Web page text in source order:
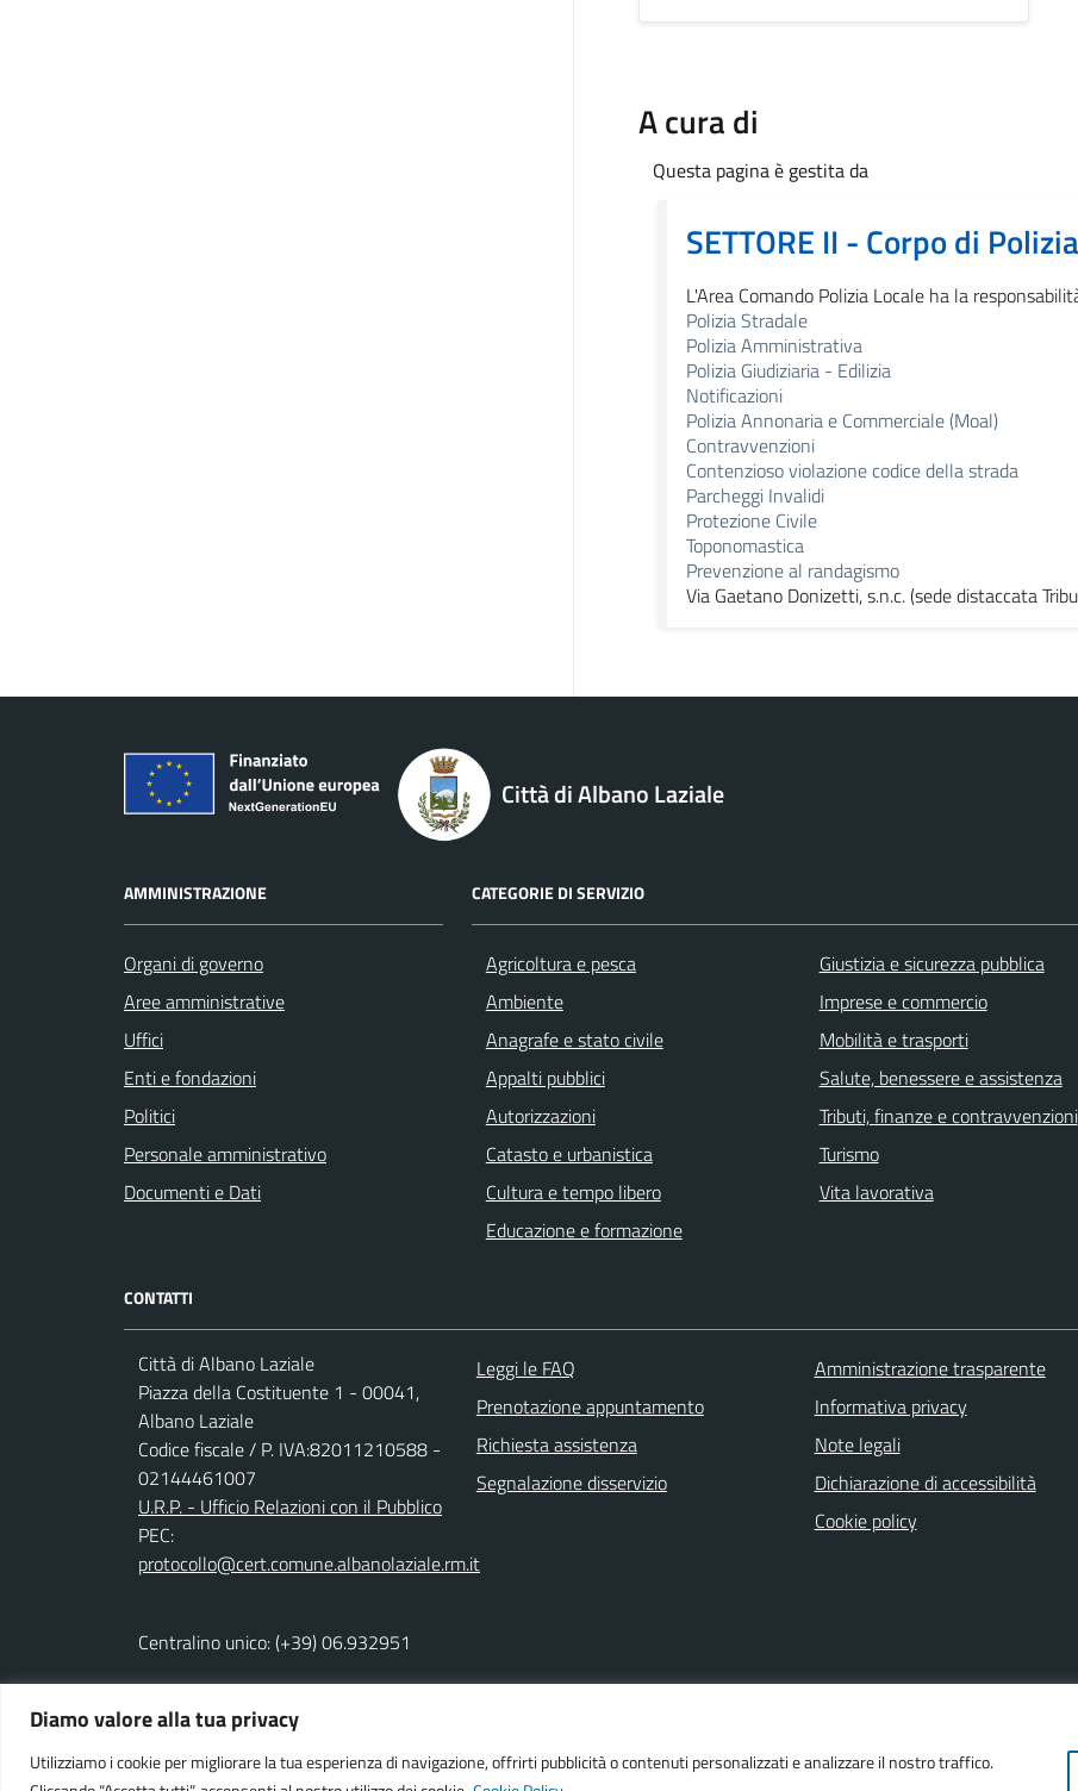
Diamo valore alla tua privacy
Utilizziamo i cookie per migliorare la tua esperienza di navigazione, offrirti pubblicità o contenuti personalizzati e analizzare il nostro traffico.
A cura di
Questa pagina è gestita da
SETTORE II - Corpo di
L'Area Comando Polizia Locale ha la
Polizia Stradale
Polizia Amministrativa
Polizia Giudiziaria - Edilizia
Notificazioni
Polizia Annonaria e Commerciale (Moal)
Contravvenzioni
Contenzioso violazione codice della strada
Parcheggi Invalidi
Protezione Civile
Toponomastica
Prevenzione al randagismo
Via Gaetano Donizetti, s.n.c. (sede distaccata
Città di Albano Laziale
AMMINISTRAZIONE
Organi di governo
Aree amministrative
Uffici
Enti e fondazioni
Politici
Personale amministrativo
Documenti e Dati
CATEGORIE DI SERVIZIO
Agricoltura e pesca
Ambiente
Anagrafe e stato civile
Appalti pubblici
Autorizzazioni
Catasto e urbanistica
Cultura e tempo libero
Educazione e formazione
Giustizia e sicurezza pubblica
Imprese e commercio
Mobilità e trasporti
Salute, benessere e assistenza
Tributi, finanze e contravvenzioni
Turismo
Vita lavorativa
CONTATTI
Città di Albano Laziale
Piazza della Costituente 1 - 00041,
Albano Laziale
Codice fiscale / P. IVA:82011210588 -
02144461007
U.R.P. - Ufficio Relazioni con il Pubblico
PEC:
protocollo@cert.comune.albanolaziale.rm.it
Centralino unico: (+39) 06.932951
Leggi le FAQ
Prenotazione appuntamento
Richiesta assistenza
Segnalazione disservizio
Amministrazione trasparente
Informativa privacy
Note legali
Dichiarazione di accessibilità
Cookie policy
Powered byWe-COM srl